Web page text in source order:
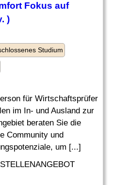
Fokus auf
)
Studium
für Wirtschaftsprüfer
im In- und Ausland zur
beraten Sie die
Community und
um [...]